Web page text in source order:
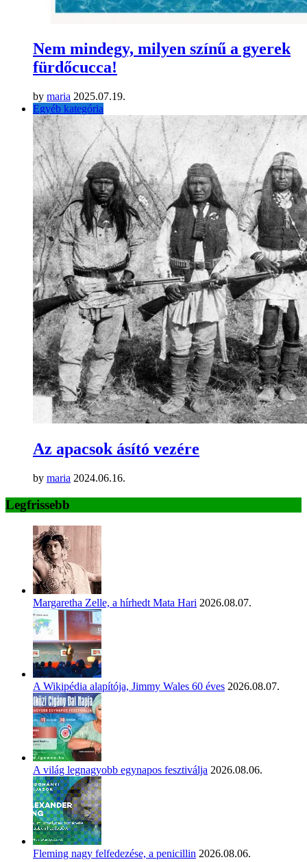
Nem mindegy, milyen színű a gyerek
fürdőcucca!
by maria 2025.07.19.
Egyéb kategória
Az apacsok ásító vezére
by maria 2024.06.16.
Legfrissebb
Margaretha Zelle, a hírhedt Mata Hari 2026.08.07.
A Wikipédia alapítója, Jimmy Wales 60 éves 2026.08.07.
A világ legnagyobb egynapos fesztiválja 2026.08.06.
Fleming nagy felfedezése, a penicillin 2026.08.06.